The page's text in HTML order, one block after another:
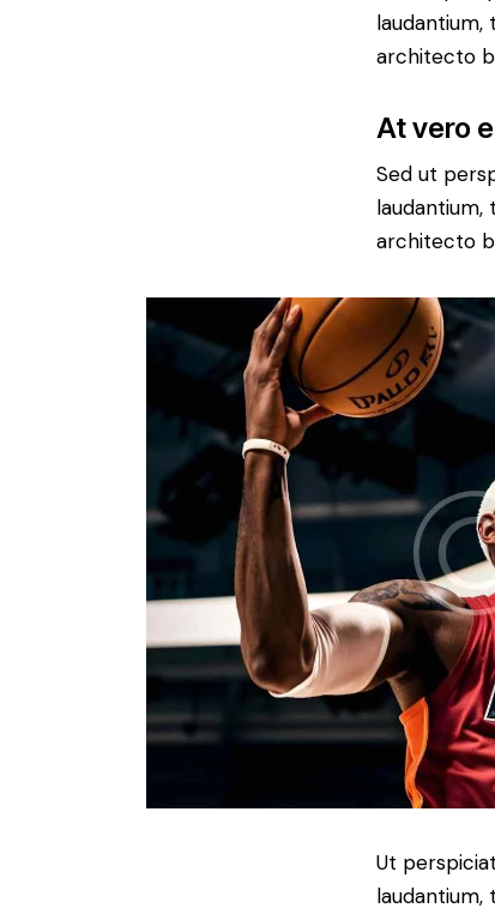
laudantium,
architecto
At vero
Sed ut
laudantium,
architecto
Ut
laudantium,